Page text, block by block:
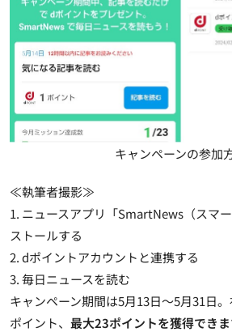
キャンペーンの参加
≪執筆者撮影≫
1. ニュースアプリ「SmartNews（スマ
ストールする
2.dポイントアカウントと連携する
3. 毎日ニュースを読む
キャンペーン期間は5月13日～5月31日
ポイント、 最大23ポイントを獲得でき